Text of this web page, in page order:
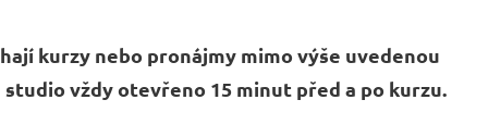
kurzy nebo pronájmy mimo výše uvedenou
vždy otevřeno 15 minut před a po kurzu.